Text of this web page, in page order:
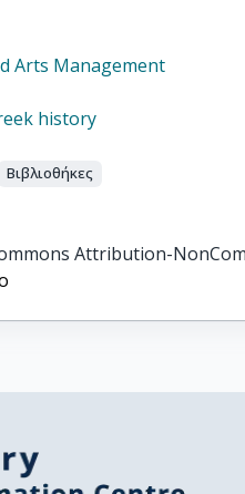
Arts Management
history
Βιβλιοθήκες
Attribution-